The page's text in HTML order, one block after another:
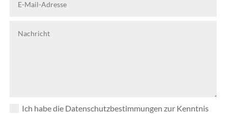
Ich habe die Datenschutzbestimmungen zur Kenntnis